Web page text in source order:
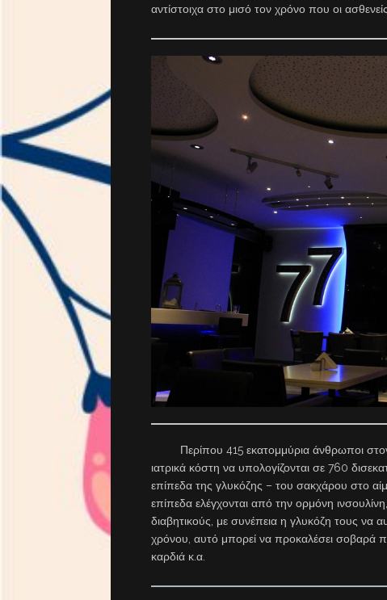
αντίστοιχα στο μισό τον χρόνο που οι
Περίπου 415 εκατομμύρια άνθρωποι στον
ιατρικά κόστη να υπολογίζονται σε 760
επίπεδα της γλυκόζης – του σακχάρου στο
επίπεδα ελέγχονται από την ορμόνη
διαβητικούς, με συνέπεια η γλυκόζη τους να
χρόνου, αυτό μπορεί να προκαλέσει σοβαρά
καρδιά κ.α.